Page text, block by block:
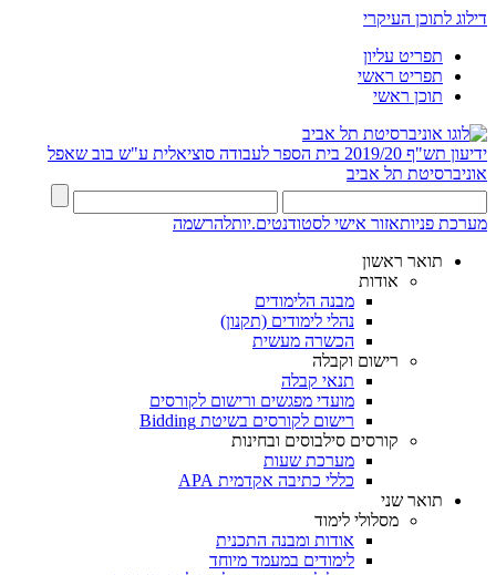
דילוג לתוכן העיקרי
תפריט עליון
תפריט ראשי
תוכן ראשי
ידיעון תש"ף 2019/20
בית הספר לעבודה סוציאלית ע"ש בוב שאפל
אוניברסיטת תל אביב
מערכת פניותאזור אישי לסטודנטים.יותלהרשמה
תואר ראשון
אודות
מבנה הלימודים
נהלי לימודים (תקנון)
הכשרה מעשית
רישום וקבלה
תנאי קבלה
מועדי מפגשים ורישום לקורסים
רישום לקורסים בשיטת Bidding
קורסים סילבוסים ובחינות
מערכת שעות
כללי כתיבה אקדמית APA
תואר שני
מסלולי לימוד
אודות ומבנה התכנית
לימודים במעמד מיוחד